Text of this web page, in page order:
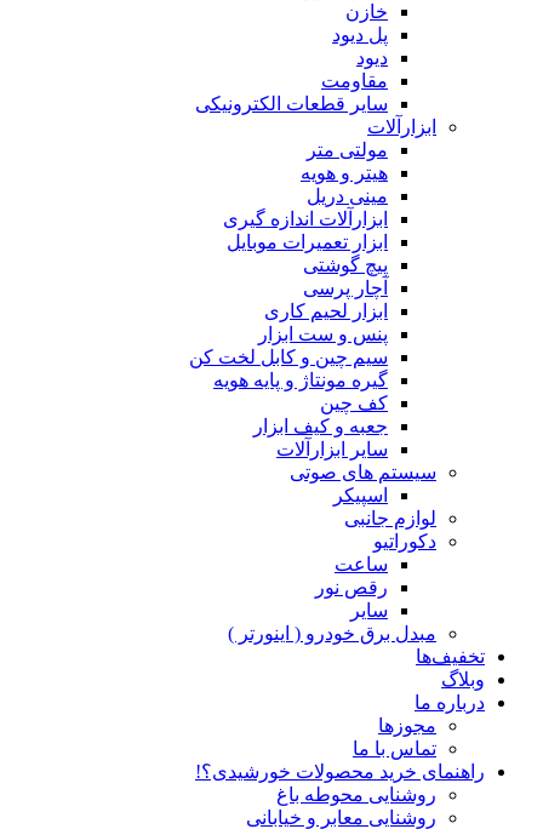
خازن
پل دیود
دیود
مقاومت
سایر قطعات الکترونیکی
ابزارآلات
مولتی متر
هیتر و هویه
مینی دریل
ابزارآلات اندازه گیری
ابزار تعمیرات موبایل
پیچ گوشتی
آچار پرسی
ابزار لحیم کاری
پنس و ست ابزار
سیم چین و کابل لخت کن
گیره مونتاژ و پایه هویه
کف چین
جعبه و کیف ابزار
سایر ابزارآلات
سیستم های صوتی
اسپیکر
لوازم جانبی
دکوراتیو
ساعت
رقص نور
سایر
مبدل برق خودرو ( اینورتر )
تخفیف‌ها
وبلاگ
درباره ما
مجوزها
تماس با ما
راهنمای خرید محصولات خورشیدی؟!
روشنایی محوطه باغ
روشنایی معابر و خیابانی